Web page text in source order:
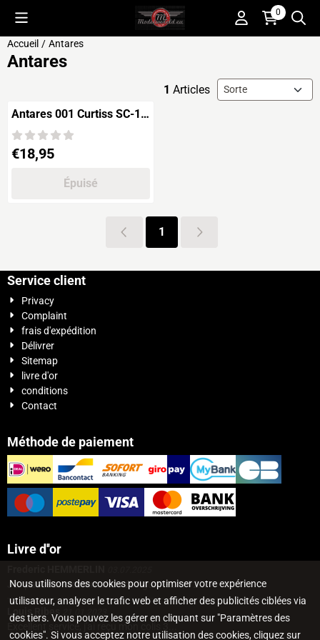
Préférences de cookies disponibles. Choisissez les paramètres
0
Accueil / Antares
Antares
1 Articles Méthode de tri
Antares 001 Curtiss SC-1
SEAHAWK
Prix: 18,95
€18,95
Épuisé
1
Service client
Privacy
Complaint
frais d'expédition
Délivrer
Sitemap
livre d'or
conditions
Contact
Méthode de paiement
Livre d''or
J'ai passé une commande de figurines 1/72...
Louis Ribes
Excellent service, j'ai reçu mon colis 3...
Nous utilisons des cookies pour optimiser votre expérience
utilisateur, analyser le trafic web et afficher des publicités ciblées via
des tiers. Vous pouvez les gérer en cliquant sur "Paramètres des
cookies". Si vous acceptez notre utilisation des cookies, cliquez sur